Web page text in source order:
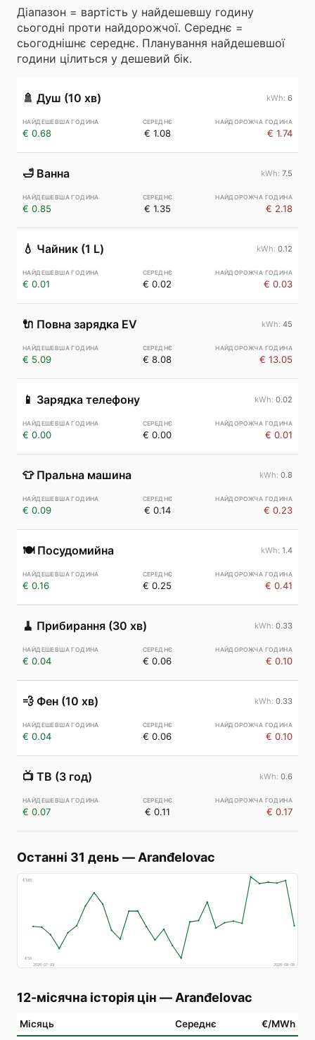
Діапазон = вартість у найдешевшу годину
сьогодні проти найдорожчої. Середнє =
сьогоднішнє середнє. Планування найдешевшої
години цілиться у дешевий бік.
🚿 Душ (10 хв) 6
€ 0.68 € 1.08 € 1.74
🛁 Ванна 7.5
€ 0.85 € 1.35 € 2.18
💧 Чайник (1 L) 0.12
€ 0.01 € 0.02 € 0.03
🔌 Повна зарядка EV 45
€ 5.09 € 8.08 € 13.05
📱 Зарядка телефону 0.02
€ 0.00 € 0.00 € 0.01
👕 Пральна машина 0.8
€ 0.09 € 0.14 € 0.23
🍽️ Посудомийна 1.4
€ 0.16 € 0.25 € 0.41
🧹 Прибирання (30 хв) 0.33
€ 0.04 € 0.06 € 0.10
💨 Фен (10 хв) 0.33
€ 0.04 € 0.06 € 0.10
📺 ТВ (3 год) 0.6
€ 0.07 € 0.11 € 0.17
Останні 31 день — Aranđelovac
€185
€58
2026-07-09
2026-08-08
12-місячна історія цін — Aranđelovac
Місяць Середнє €/MWh